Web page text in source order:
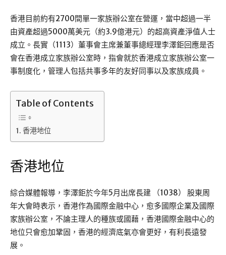
香港目前約有2700間單一家族辦公室在營運，當中超過一半
由資產超過5000萬美元（約3.9億港元）的超高資產淨值人士
成立。長實（1113）董事會主席兼董事總經理李澤鉅回應是否
會在香港成立家族辦公室時，指會就於香港成立家族辦公室一
事制度化，管理人包括共事多年的友好同事以及家族成員。
Table of Contents
香港地位
香港地位
綜合媒體報導，李澤鉅於今年5月出席長建 （1038） 股東周
年大會時表示，香港作為國際金融中心，愈多國際企業及國際
家族辦公室，不論主理人的種族或國藉，香港國際金融中心的
地位只會愈加鞏固，香港的經濟底氣亦會更好，有利長遠發
展。